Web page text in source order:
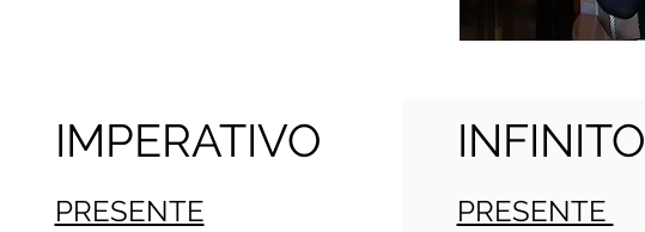
IMPERATIVO
PRESENTE
INFINITO
PRESENTE